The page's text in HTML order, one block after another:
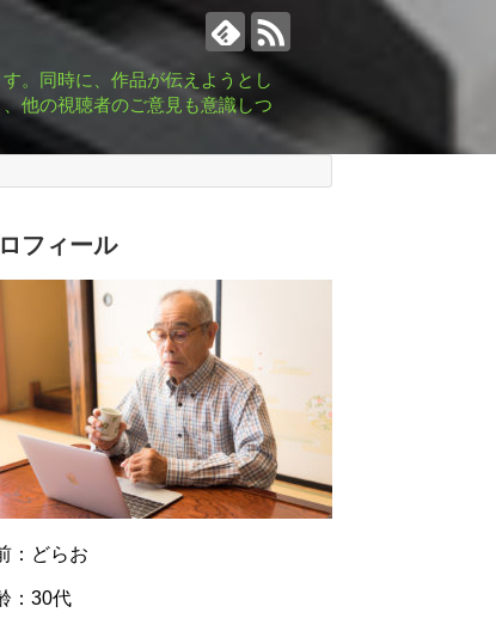
。同時に、作品が伝えようとし
他の視聴者のご意見も意識しつ
フィール
：どらお
：30代